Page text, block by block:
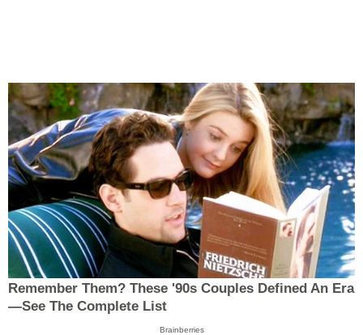
Remember Them? These '90s Couples Defined An Era
—See The Complete List
Brainberries